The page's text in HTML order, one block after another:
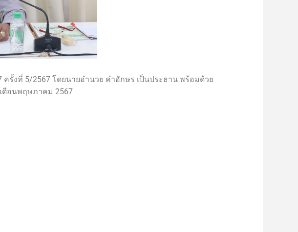
ครั้งที่ 5/2567 โดยนายอำนวย คำอักษร เป็นประธาน พร้อมด้วย
ดือนพฤษภาคม 2567